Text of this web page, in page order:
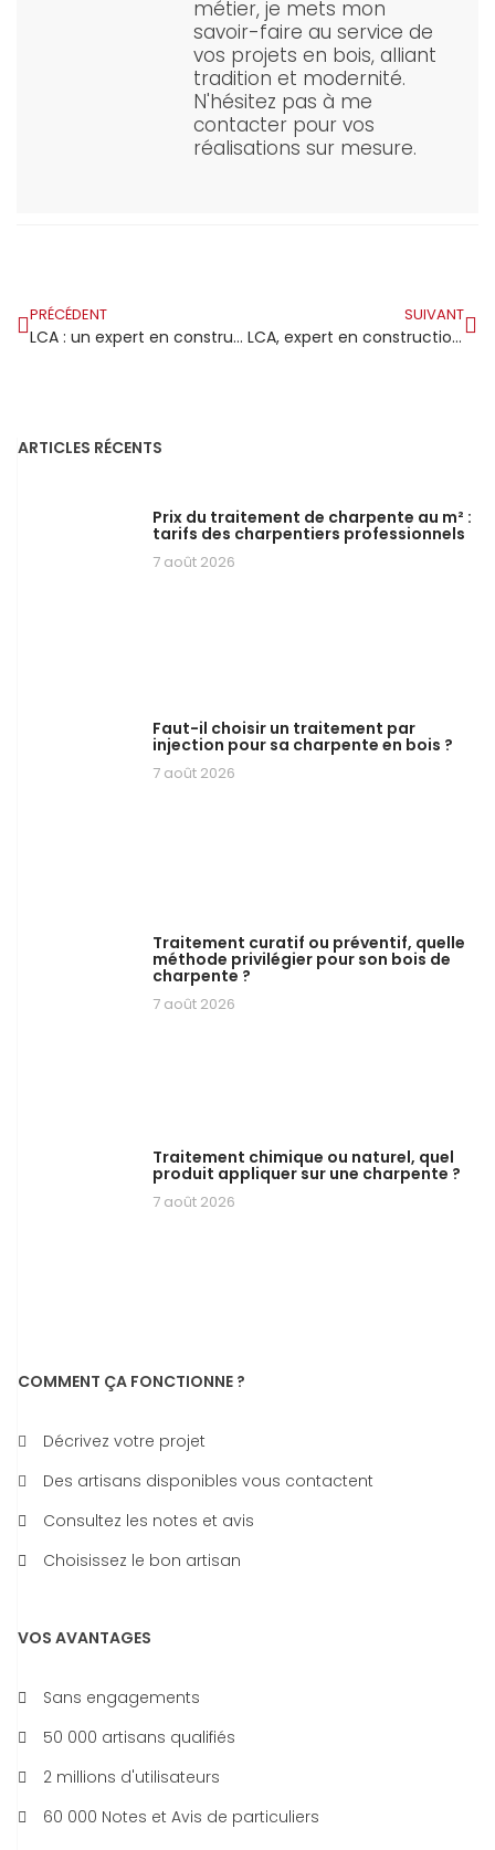
métier, je mets mon
savoir-faire au service de
vos projets en bois, alliant
tradition et modernité.
N'hésitez pas à me
contacter pour vos
réalisations sur mesure.
PRÉCÉDENT
LCA : un expert en construction bois qui surpasse la crise du secteur du bâtiment
SUIVANT
LCA, expert en construction bois, surmonte la crise du secteur bâtiment
ARTICLES RÉCENTS
Prix du traitement de charpente au m² :
tarifs des charpentiers professionnels
7 août 2026
Faut-il choisir un traitement par
injection pour sa charpente en bois ?
7 août 2026
Traitement curatif ou préventif, quelle
méthode privilégier pour son bois de
charpente ?
7 août 2026
Traitement chimique ou naturel, quel
produit appliquer sur une charpente ?
7 août 2026
COMMENT ÇA FONCTIONNE ?
Décrivez votre projet
Des artisans disponibles vous contactent
Consultez les notes et avis
Choisissez le bon artisan
VOS AVANTAGES
Sans engagements
50 000 artisans qualifiés
2 millions d'utilisateurs
60 000 Notes et Avis de particuliers